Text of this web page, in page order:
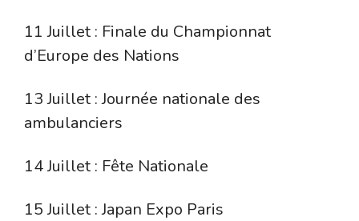
11 Juillet : Finale du Championnat
d’Europe des Nations
13 Juillet : Journée nationale des
ambulanciers
14 Juillet : Fête Nationale
15 Juillet : Japan Expo Paris